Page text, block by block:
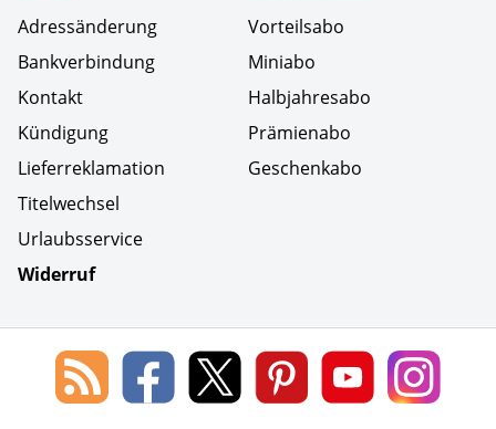
Adressänderung
Bankverbindung
Kontakt
Kündigung
Lieferreklamation
Titelwechsel
Urlaubsservice
Widerruf
Vorteilsabo
Miniabo
Halbjahresabo
Prämienabo
Geschenkabo
Social Media
Blog
des
Lorenz
Leserservice
Lorenz
Leserservice
Lorenz
Leserservice
Lorenz
Leserservice
Lorenz